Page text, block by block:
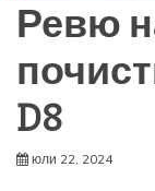
Ревю
D8
юли 22, 2024